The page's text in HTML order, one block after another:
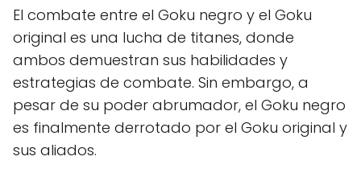
El combate entre el Goku negro y el Goku
original es una lucha de titanes, donde
ambos demuestran sus habilidades y
estrategias de combate. Sin embargo, a
pesar de su poder abrumador, el Goku negro
es finalmente derrotado por el Goku original y
sus aliados.